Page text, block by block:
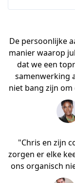
De persoonlijke
manier waarop
dat we een
samenwerking
niet bang zijn
"Chris en zijn
zorgen er elke
ons organisch